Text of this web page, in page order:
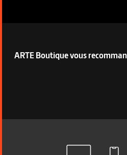
ARTE Boutique vous